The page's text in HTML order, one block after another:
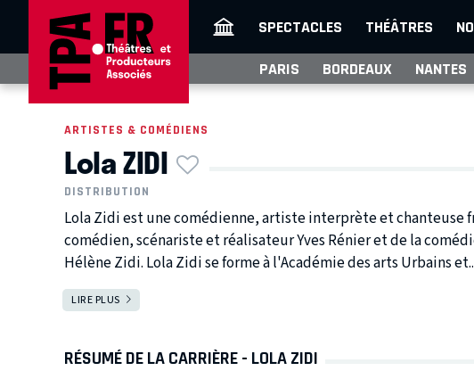
SPECTACLES THÉÂTRES
PARIS BORDEAUX NANTES
ARTISTES & COMÉDIENS
Lola ZIDI
DISTRIBUTION
Lola Zidi est une comédienne, artiste interprète et chanteuse
comédien, scénariste et réalisateur Yves Rénier et de la
Hélène Zidi. Lola Zidi se forme à l'Académie des arts Urbains
LIRE PLUS
RÉSUMÉ DE LA CARRIÈRE - LOLA ZIDI